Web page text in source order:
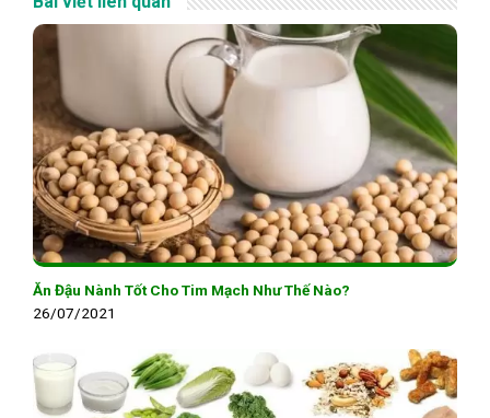
Ăn Đậu Nành Tốt Cho Tim Mạch Như Thế Nào?
26/07/2021